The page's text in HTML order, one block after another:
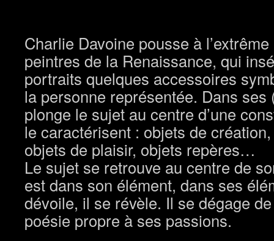
Charlie Davoine pousse à
peintres de la Renaissance, qui
portraits quelques accessoires
la personne représentée. Dans ses
plonge le sujet au centre d’une
le caractérisent : objets de
objets de plaisir, objets repères…
Le sujet se retrouve au centre de
est dans son élément, dans ses
dévoile, il se révèle. Il se dégage
poésie propre à ses passions.